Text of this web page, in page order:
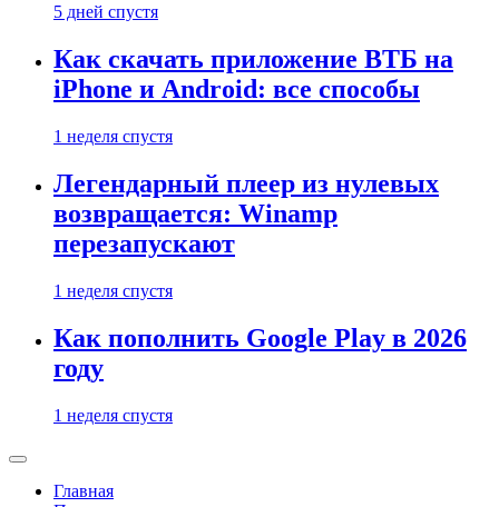
5 дней спустя
Как скачать приложение ВТБ на
iPhone и Android: все способы
1 неделя спустя
Легендарный плеер из нулевых
возвращается: Winamp
перезапускают
1 неделя спустя
Как пополнить Google Play в 2026
году
1 неделя спустя
Главная